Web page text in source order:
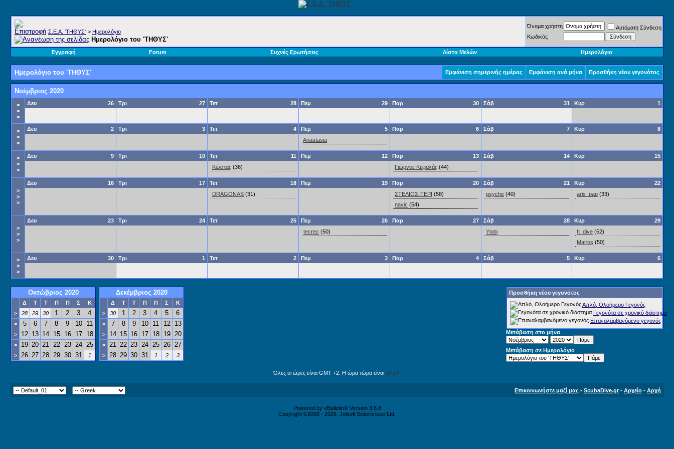
Σ.E.A. 'ΤΗΘΥΣ' > Ημερολόγιο
Ημερολόγιο του 'ΤΗΘΥΣ'
Όνομα χρήστη
Αυτόματη Σύνδεση
Κωδικός
Εγγραφή Forum Συχνές Ερωτήσεις Λίστα Μελών Ημερολόγιο
Ημερολόγιο του 'ΤΗΘΥΣ' Εμφάνιση σημερινής ημέρας Εμφάνιση ανά μήνα Προσθήκη νέου γεγονότος
Νοέμβριος 2020
>
>
>
26
Δευ 27
Τρι 28
Τετ 29
Πεμ 30
Παρ 31
Σάβ 1
Κυρ
>
>
>
2
Δευ 3
Τρι 4
Τετ 5
Πεμ
Anastasia
6
Παρ 7
Σάβ 8
Κυρ
>
>
>
9
Δευ 10
Τρι 11
Τετ
Κώστας (36)
12
Πεμ 13
Παρ
Γιώργος Κεφαλάς (44)
14
Σάβ 15
Κυρ
>
>
>
16
Δευ 17
Τρι 18
Τετ
DRAGONAS (31)
19
Πεμ 20
Παρ
ΣΤΕΛΙΟΣ-ΤΕΡΙ (58)
navic (54)
21
Σάβ
psyche (40)
22
Κυρ
aris_pap (33)
>
>
>
23
Δευ 24
Τρι 25
Τετ 26
Πεμ
tecrec (50)
27
Παρ 28
Σάβ
Yiobi
29
Κυρ
h_dive (52)
Marios (50)
>
>
>
30
Δευ 1
Τρι 2
Τετ 3
Πεμ 4
Παρ 5
Σάβ 6
Κυρ
Οκτώβριος 2020
Δ Τ Τ Π Π Σ
Κ
>
28 29 30 1 2 3 4
> 5 6 7 8 9 10 11
> 12 13 14 15 16 17 18
> 19 20 21 22 23 24 25
> 26 27 28 29 30 31 1
Δεκέμβριος 2020
Δ Τ Τ Π Π Σ
Κ
>
30 1 2 3 4 5 6
> 7 8 9 10 11 12 13
> 14 15 16 17 18 19 20
> 21 22 23 24 25 26 27
> 28 29 30 31 1 2 3
Προσθήκη νέου γεγονότος
Απλό, Ολοήμερο Γεγονός
Γεγονότα σε χρονικό διάστημα
Επαναλαμβανόμενο γεγονός
Μετάβαση στο μήνα
Μετάβαση σε Ημερολόγιο
Όλες οι ώρες είναι GMT +2. Η ώρα τώρα είναι 16:15
Επικοινωνήστε μαζί μας - ScubaDive.gr- Αρχείο - Αρχή
Powered by vBulletin® Version 3.6.8
Copyright ©2000 - 2026, Jelsoft Enterprises Ltd.